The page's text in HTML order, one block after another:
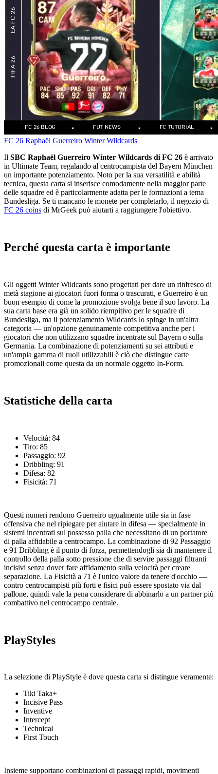
FC 26 Raphaël Guerreiro Winter Wildcards
Il SBC Raphaël Guerreiro Winter Wildcards di FC 26 è arrivato
in Ultimate Team, regalando al centrocampista del Bayern München
un importante potenziamento. Noto per la sua versatilità e abilità
tecnica, questa carta si inserisce comodamente nella maggior parte
delle squadre ed è particolarmente adatta per le formazioni a tema
Bundesliga. Se ti mancano le monete per completarlo, il negozio di
FC 26 coins di MrGeek può aiutarti a raggiungere l'obiettivo.
Perché questa carta è importante
Gli oggetti Winter Wildcards sono progettati per dare un rinfresco di
metà stagione ai giocatori fuori forma o trascurati, e Guerreiro è un
buon esempio di come la promozione svolga bene il suo lavoro. La
sua carta base era già un solido riempitivo per le squadre di
Bundesliga, ma il potenziamento Wildcards lo spinge in un'altra
categoria — un'opzione genuinamente competitiva anche per i
giocatori che non utilizzano squadre incentrate sul Bayern o sulla
Germania. La combinazione di potenziamenti su sei attributi e
un'ampia gamma di ruoli utilizzabili è ciò che distingue carte
promozionali come questa da un normale oggetto In-Form.
Statistiche della carta
Velocità: 84
Tiro: 85
Passaggio: 92
Dribbling: 91
Difesa: 82
Fisicità: 71
Questi numeri rendono Guerreiro ugualmente utile sia in fase
offensiva che nel ripiegare per aiutare in difesa — specialmente in
sistemi incentrati sul possesso palla che necessitano di un portatore
di palla affidabile a centrocampo. La combinazione di 92 Passaggio
e 91 Dribbling è il punto di forza, permettendogli sia di mantenere il
controllo della palla sotto pressione che di servire passaggi filtranti
incisivi senza dover fare affidamento sulla velocità per creare
separazione. La Fisicità a 71 è l'unico valore da tenere d'occhio —
contro centrocampisti più forti e fisici può essere spostato via dal
pallone, quindi vale la pena considerare di abbinarlo a un partner più
combattivo nel centrocampo centrale.
PlayStyles
La selezione di PlayStyle è dove questa carta si distingue veramente:
Tiki Taka+
Incisive Pass
Inventive
Intercept
Technical
First Touch
Insieme supportano combinazioni di passaggi rapidi, movimenti